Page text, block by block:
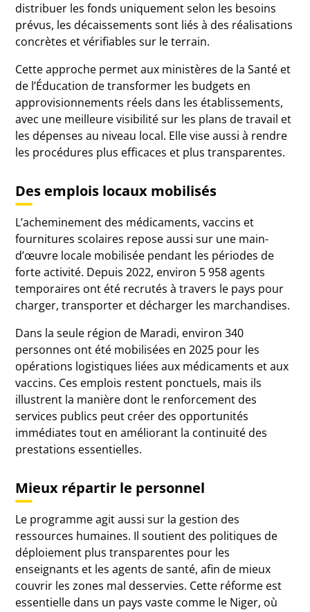
distribuer les fonds uniquement selon les besoins
prévus, les décaissements sont liés à des réalisations
concrètes et vérifiables sur le terrain.
Cette approche permet aux ministères de la Santé et
de l’Éducation de transformer les budgets en
approvisionnements réels dans les établissements,
avec une meilleure visibilité sur les plans de travail et
les dépenses au niveau local. Elle vise aussi à rendre
les procédures plus efficaces et plus transparentes.
Des emplois locaux mobilisés
L’acheminement des médicaments, vaccins et
fournitures scolaires repose aussi sur une main-
d’œuvre locale mobilisée pendant les périodes de
forte activité. Depuis 2022, environ 5 958 agents
temporaires ont été recrutés à travers le pays pour
charger, transporter et décharger les marchandises.
Dans la seule région de Maradi, environ 340
personnes ont été mobilisées en 2025 pour les
opérations logistiques liées aux médicaments et aux
vaccins. Ces emplois restent ponctuels, mais ils
illustrent la manière dont le renforcement des
services publics peut créer des opportunités
immédiates tout en améliorant la continuité des
prestations essentielles.
Mieux répartir le personnel
Le programme agit aussi sur la gestion des
ressources humaines. Il soutient des politiques de
déploiement plus transparentes pour les
enseignants et les agents de santé, afin de mieux
couvrir les zones mal desservies. Cette réforme est
essentielle dans un pays vaste comme le Niger, où